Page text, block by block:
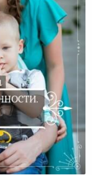
Мать.